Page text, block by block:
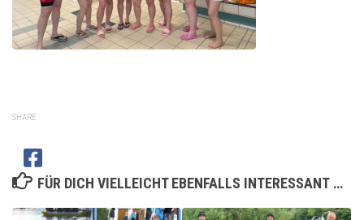
SHARE
FÜR DICH VIELLEICHT EBENFALLS INTERESSANT …